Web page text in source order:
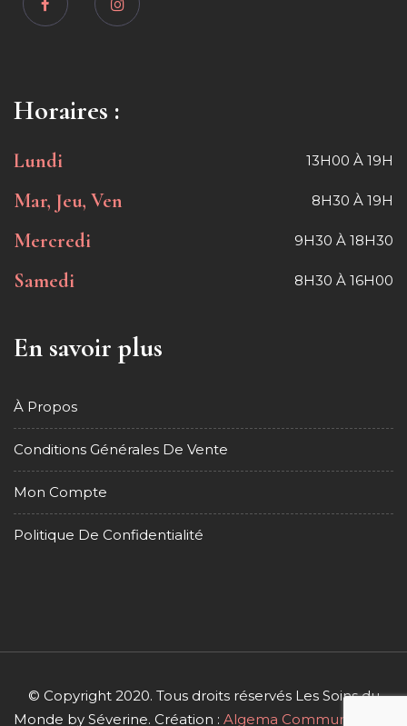
Horaires :
Lundi 13H00 À 19H
Mar, Jeu, Ven 8H30 À 19H
Mercredi 9H30 À 18H30
Samedi 8H30 À 16H00
En savoir plus
À Propos
Conditions Générales De Vente
Mon Compte
Politique De Confidentialité
© Copyright 2020. Tous droits réservés Les Soins du
Monde by Séverine. Création : Algema Communication